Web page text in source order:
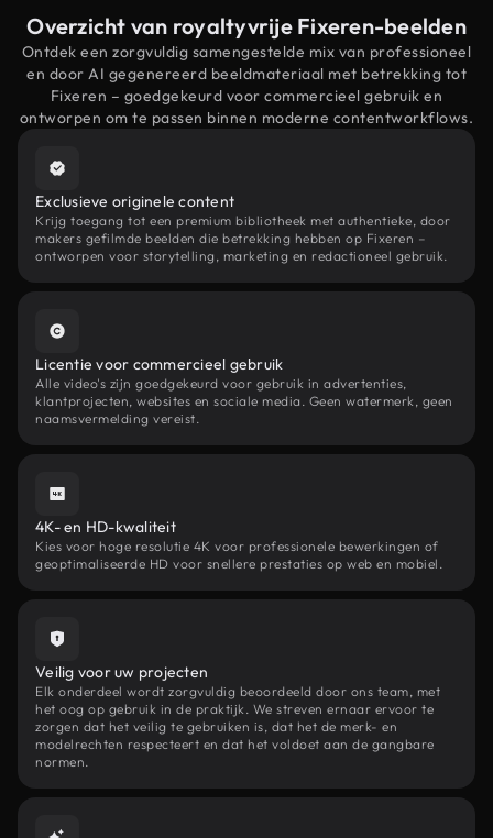
Overzicht van royaltyvrije Fixeren-beelden
Ontdek een zorgvuldig samengestelde mix van professioneel
en door AI gegenereerd beeldmateriaal met betrekking tot
Fixeren – goedgekeurd voor commercieel gebruik en
ontworpen om te passen binnen moderne contentworkflows.
Exclusieve originele content
Krijg toegang tot een premium bibliotheek met authentieke, door
makers gefilmde beelden die betrekking hebben op Fixeren –
ontworpen voor storytelling, marketing en redactioneel gebruik.
Licentie voor commercieel gebruik
Alle video's zijn goedgekeurd voor gebruik in advertenties,
klantprojecten, websites en sociale media. Geen watermerk, geen
naamsvermelding vereist.
4K- en HD-kwaliteit
Kies voor hoge resolutie 4K voor professionele bewerkingen of
geoptimaliseerde HD voor snellere prestaties op web en mobiel.
Veilig voor uw projecten
Elk onderdeel wordt zorgvuldig beoordeeld door ons team, met
het oog op gebruik in de praktijk. We streven ernaar ervoor te
zorgen dat het veilig te gebruiken is, dat het de merk- en
modelrechten respecteert en dat het voldoet aan de gangbare
normen.